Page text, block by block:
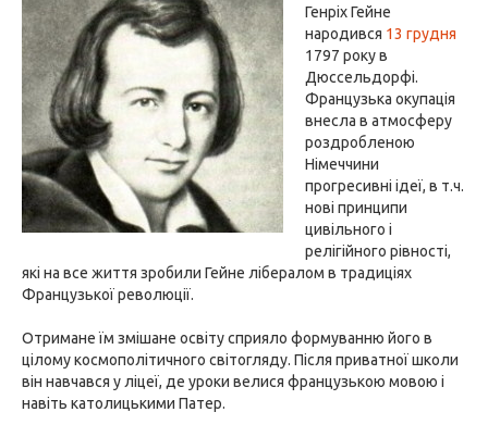
Генріх Гейне
народився 13 грудня
1797 року в
Дюссельдорфі.
Французька окупація
внесла в атмосферу
роздробленою
Німеччини
прогресивні ідеї, в т.ч.
нові принципи
цивільного і
релігійного рівності,
які на все життя зробили Гейне лібералом в традиціях
Французької революції.
Отримане їм змішане освіту сприяло формуванню його в
цілому космополітичного світогляду. Після приватної школи
він навчався у ліцеї, де уроки велися французькою мовою і
навіть католицькими Патер.